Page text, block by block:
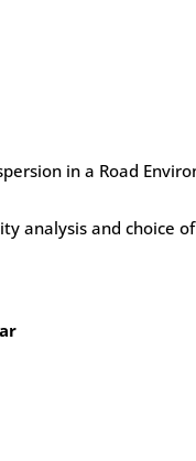
in a Road
analysis and choice